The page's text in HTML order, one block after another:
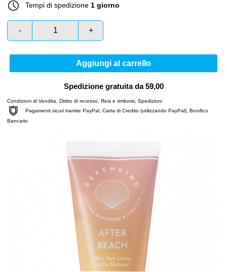
Tempi di spedizione 1 giorno
- +
Aggiungi al carrello
Spedizione gratuita da 59,00
Condizioni di Vendita Diritto di recesso Resi e rimborsi Spedizioni
Pagamenti sicuri tramite PayPal, Carta di Credito (utilizzando PayPal), Bonifico
Bancario